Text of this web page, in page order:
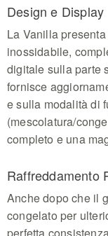
Design e Display
La Vanilla
inossidabile,
digitale sulla parte
fornisce
e sulla modalità di
(mescolatura/
completo e una
Raffreddamento
Anche dopo che il
congelato per